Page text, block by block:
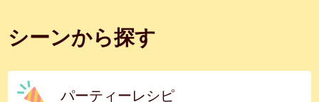
シーンから探す
パーティーレシピ